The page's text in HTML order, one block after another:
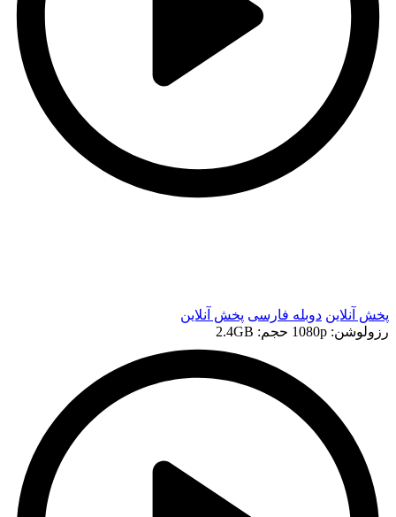
پخش آنلاین دوبله فارسی پخش آنلاین
رزولوشن: 1080p
حجم: 2.4GB